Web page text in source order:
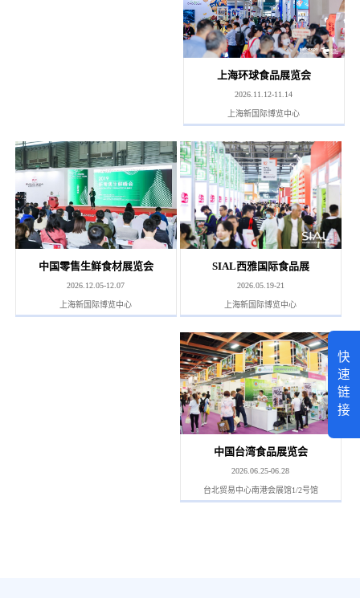
上海环球食品展览会
2026.11.12-11.14
上海新国际博览中心
中国零售生鲜食材展览会
2026.12.05-12.07
上海新国际博览中心
SIAL西雅国际食品展
2026.05.19-21
上海新国际博览中心
中国台湾食品展览会
2026.06.25-06.28
台北贸易中心南港会展馆1/2号馆
快
速
链
接